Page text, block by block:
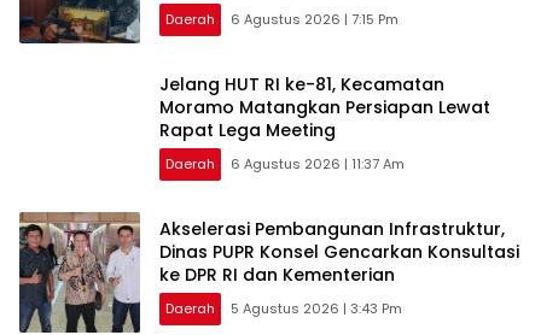
Daerah 6 Agustus 2026 | 7:15 Pm
‎Jelang HUT RI ke-81, Kecamatan
Moramo Matangkan Persiapan Lewat
Rapat Lega Meeting
Daerah 6 Agustus 2026 | 11:37 Am
Akselerasi Pembangunan Infrastruktur,
Dinas PUPR Konsel Gencarkan Konsultasi
ke DPR RI dan Kementerian
Daerah 5 Agustus 2026 | 3:43 Pm